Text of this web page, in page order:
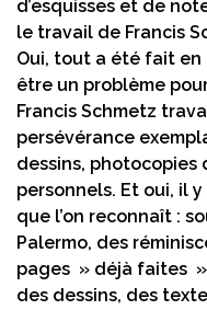
d’esquisses et de
le travail de Francis
Oui, tout a été fait
être un problème pour
Francis Schmetz
persévérance
dessins, photocopies
personnels. Et oui, il
que l’on reconnaît :
Palermo, des
pages » déjà faites
des dessins, des